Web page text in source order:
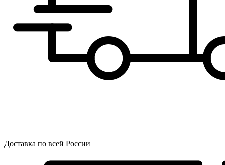
Доставка по всей России